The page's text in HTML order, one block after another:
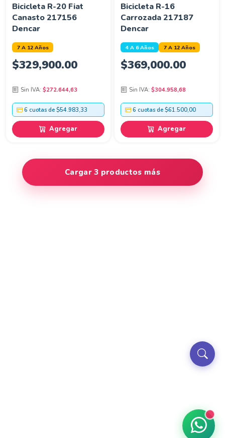
Bicicleta R-20 Fiat
Canasto 217156
Dencar
7 A 12 Años
$329,900.00
Sin IVA: $272.644,63
6 cuotas de $54.983,33
Agregar
Bicicleta R-16
Carrozada 217187
Dencar
4 A 6 Años 7 A 12 Años
$369,000.00
Sin IVA: $304.958,68
6 cuotas de $61.500,00
Agregar
Cargar 3 productos más